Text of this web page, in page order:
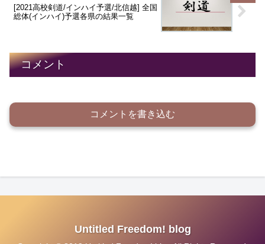
[2021高校剣道/インハイ予選/北信越] 全国
総体(インハイ)予選各県の結果一覧
コメント
コメントを書き込む
Untitled Freedom! blog